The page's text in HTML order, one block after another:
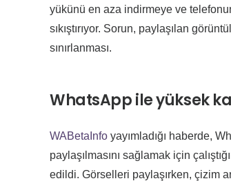
yükünü en aza indirmeye ve
sıkıştırıyor. Sorun, paylaşılan
sınırlanması.
WhatsApp ile yüksek
WABetaInfo yayımladığı haberde,
paylaşılmasını sağlamak için
edildi. Görselleri paylaşırken, çizim